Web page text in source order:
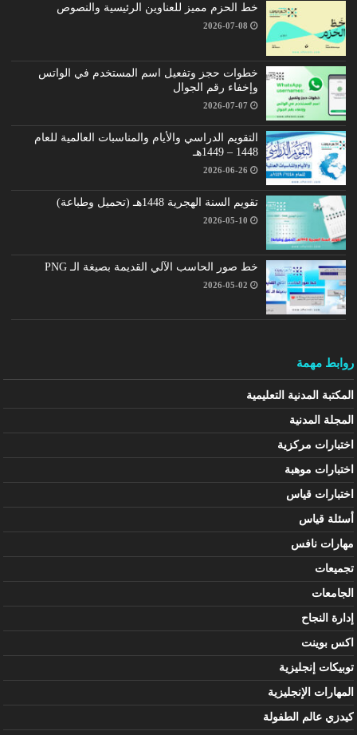
خط الحزم مميز للعناوين الرئيسية والنصوص
2026-07-08
خطوات حجز وتفعيل اسم المستخدم في الواتس
وإخفاء رقم الجوال
2026-07-07
التقويم الدراسي والأيام والمناسبات العالمية للعام
1448 – 1449هـ
2026-06-26
تقويم السنة الهجرية 1448هـ (تحميل وطباعة)
2026-05-10
خط صور الحاسب الآلي القديمة بصيغة الـ PNG
2026-05-02
روابط مهمة
المكتبة المدنية التعليمية
المجلة المدنية
اختبارات مركزية
اختبارات موهبة
اختبارات قياس
أسئلة قياس
مهارات نافس
تجميعات
الجامعات
إدارة النجاح
اكس بوينت
توبيكات إنجليزية
المهارات الإنجليزية
كيدزي عالم الطفولة